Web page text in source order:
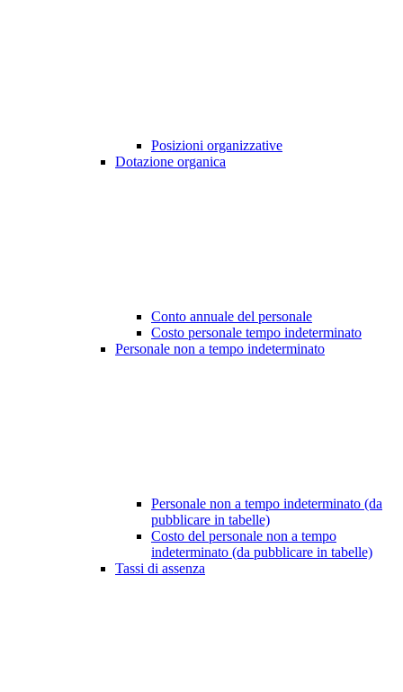
Posizioni organizzative
Dotazione organica
Conto annuale del personale
Costo personale tempo indeterminato
Personale non a tempo indeterminato
Personale non a tempo indeterminato (da
pubblicare in tabelle)
Costo del personale non a tempo
indeterminato (da pubblicare in tabelle)
Tassi di assenza